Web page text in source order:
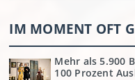
IM MOMENT OFT
Mehr als 5.900
100 Prozent